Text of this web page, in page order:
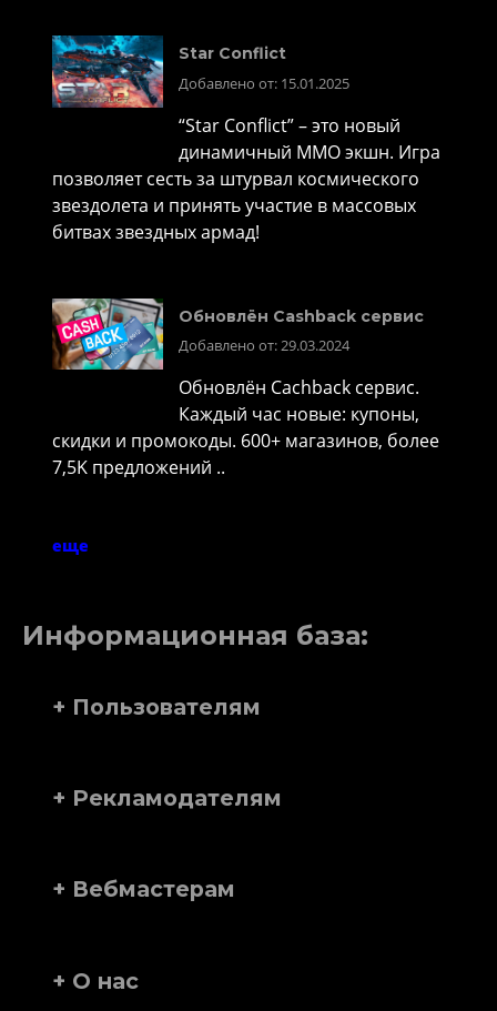
Star Conflict
Добавлено от: 15.01.2025
“Star Conflict” – это новый
динамичный MMO экшн. Игра
позволяет сесть за штурвал космического
звездолета и принять участие в массовых
битвах звездных армад!
Обновлён Cashback сервис
Добавлено от: 29.03.2024
Обновлён Cachback сервис.
Каждый час новые: купоны,
скидки и промокоды. 600+ магазинов, более
7,5K предложений ..
еще
Информационная база:
+ Пользователям
+ Рекламодателям
+ Вебмастерам
+ О нас